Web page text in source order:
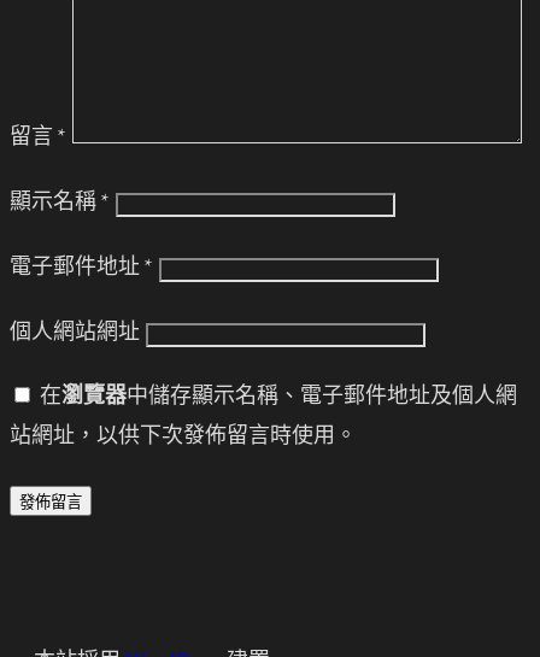
留言 *
顯示名稱 *
電子郵件地址 *
個人網站網址
在瀏覽器中儲存顯示名稱、電子郵件地址及個人網
站網址，以供下次發佈留言時使用。